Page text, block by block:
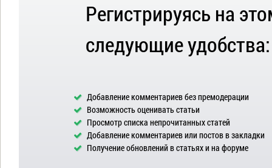
Регистрируясь на
следующие удобства:
Добавление комментариев без премодерации
Возможность оценивать статьи
Просмотр списка непрочитанных статей
Добавление комментариев или постов в закладки
Получение обновлений в статьях и на форуме